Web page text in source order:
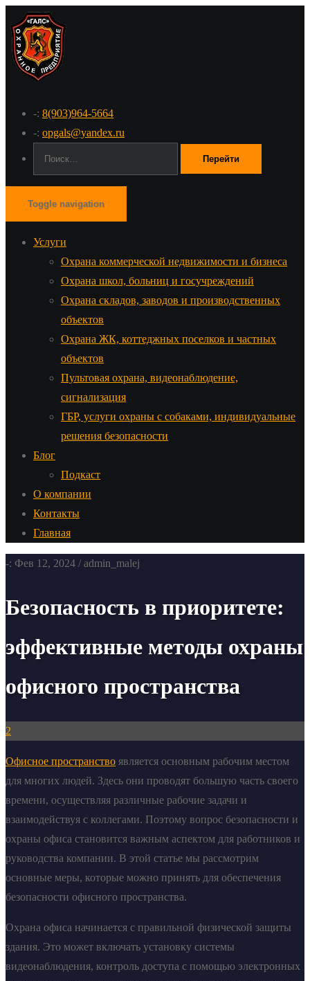
-: 8(903)964-5664
-: opgals@yandex.ru
Toggle navigation
Услуги
Охрана коммерческой недвижимости и бизнеса
Охрана школ, больниц и госучреждений
Охрана складов, заводов и производственных
объектов
Охрана ЖК, коттеджных поселков и частных
объектов
Пультовая охрана, видеонаблюдение,
сигнализация
ГБР, услуги охраны с собаками, индивидуальные
решения безопасности
Блог
Подкаст
О компании
Контакты
Главная
-: Фев 12, 2024 / admin_malej
Безопасность в приоритете:
эффективные методы охраны
офисного пространства
2
Офисное пространство является основным рабочим местом
для многих людей. Здесь они проводят большую часть своего
времени, осуществляя различные рабочие задачи и
взаимодействуя с коллегами. Поэтому вопрос безопасности и
охраны офиса становится важным аспектом для работников и
руководства компании. В этой статье мы рассмотрим
основные меры, которые можно принять для обеспечения
безопасности офисного пространства.
Охрана офиса начинается с правильной физической защиты
здания. Это может включать установку системы
видеонаблюдения, контроль доступа с помощью электронных